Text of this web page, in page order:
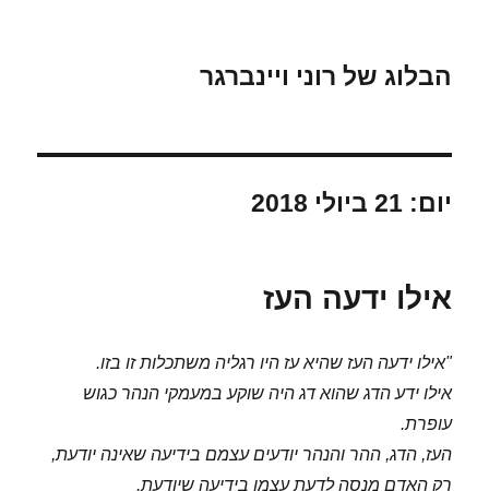
הבלוג של רוני ויינברגר
יום:21 ביולי 2018
אילו ידעה העז
"אילו ידעה העז שהיא עז היו רגליה משתכלות זו בזו.
אילו ידע הדג שהוא דג היה שוקע במעמקי הנהר כגוש
עופרת.
העז, הדג, ההר והנהר יודעים עצמם בידיעה שאינה יודעת,
רק האדם מנסה לדעת עצמו בידיעה שיודעת.